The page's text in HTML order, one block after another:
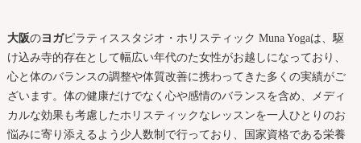
大阪のヨガピラティススタジオ・ホリスティック Muna Yogaは、駆
け込み寺的存在として幅広い年代のた女性がお越しになっており、
心と体のバランスの調整や体質改善に携わってきた多くの実績がご
ざいます。体の健康だけでなく心や感情のバランスを含め、メディ
カルな効果も考慮したホリスティックなレッスンを一人ひとりのお
悩みに寄り添えるよう少人数制で行っており、国家資格である栄養